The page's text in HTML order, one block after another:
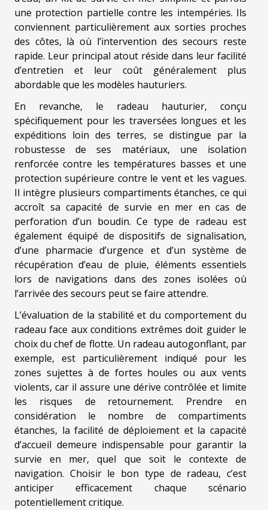
une protection partielle contre les intempéries. Ils
conviennent particulièrement aux sorties proches
des côtes, là où l’intervention des secours reste
rapide. Leur principal atout réside dans leur facilité
d’entretien et leur coût généralement plus
abordable que les modèles hauturiers.
En revanche, le radeau hauturier, conçu
spécifiquement pour les traversées longues et les
expéditions loin des terres, se distingue par la
robustesse de ses matériaux, une isolation
renforcée contre les températures basses et une
protection supérieure contre le vent et les vagues.
Il intègre plusieurs compartiments étanches, ce qui
accroît sa capacité de survie en mer en cas de
perforation d’un boudin. Ce type de radeau est
également équipé de dispositifs de signalisation,
d’une pharmacie d’urgence et d’un système de
récupération d’eau de pluie, éléments essentiels
lors de navigations dans des zones isolées où
l’arrivée des secours peut se faire attendre.
L’évaluation de la stabilité et du comportement du
radeau face aux conditions extrêmes doit guider le
choix du chef de flotte. Un radeau autogonflant, par
exemple, est particulièrement indiqué pour les
zones sujettes à de fortes houles ou aux vents
violents, car il assure une dérive contrôlée et limite
les risques de retournement. Prendre en
considération le nombre de compartiments
étanches, la facilité de déploiement et la capacité
d’accueil demeure indispensable pour garantir la
survie en mer, quel que soit le contexte de
navigation. Choisir le bon type de radeau, c’est
anticiper efficacement chaque scénario
potentiellement critique.